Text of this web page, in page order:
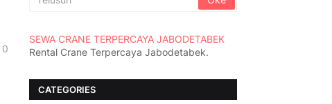
0
SEWA CRANE TERPERCAYA JABODETABEK
Rental Crane Terpercaya Jabodetabek.
CATEGORIES